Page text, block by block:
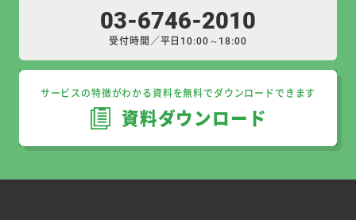
03-6746-2010
受付時間／平日10:00～18:00
サービスの特徴がわかる資料を無料でダウンロードできます
資料ダウンロード